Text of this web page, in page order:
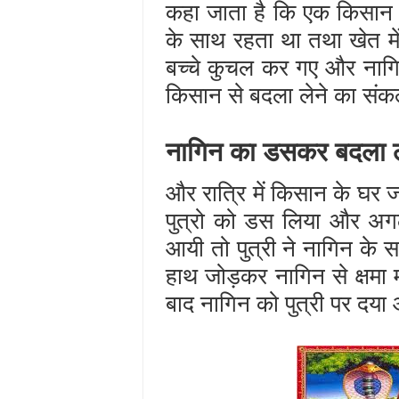
कहा जाता है कि एक
के साथ रहता था तथा खेत
बच्चे कुचल कर गए और
किसान से बदला लेने का
नागिन का डसकर बदला
और रात्रि में किसान के घर
पुत्रो को डस लिया और
आयी तो पुत्री ने नागिन के
हाथ जोड़कर नागिन से
बाद नागिन को पुत्री पर